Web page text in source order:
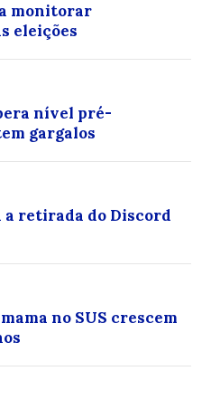
monitorar
eleições
nível pré-
gargalos
a retirada do Discord
no SUS crescem